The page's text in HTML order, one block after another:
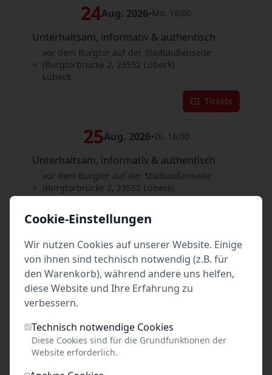
24Aug. 2026•Mo. 16:00
Unterhaltsam, informativ & authentisch
vor dem Burgtor auf der Stadtaußenseite
(Burgtorbrücke 2, 23552 Lübeck)
Lübeck
Tickets
25Aug. 2026•Di. 16:00
Unterhaltsam, informativ & authentisch
vor dem Burgtor auf der Stadtaußenseite
(Burgtorbrücke 2, 23552 Lübeck)
Lübeck
26Aug. 2026•Mi. 14:00
Unterhaltsam, informativ & authentisch
vor dem Burgtor auf der Stadtaußenseite
Lübeck
Tickets
Cookie-Einstellungen
Wir nutzen Cookies auf unserer Website. Einige
von ihnen sind technisch notwendig (z.B. für
den Warenkorb), während andere uns helfen,
diese Website und Ihre Erfahrung zu
verbessern.
Technisch notwendige Cookies
Diese Cookies sind für die Grundfunktionen der
Website erforderlich.